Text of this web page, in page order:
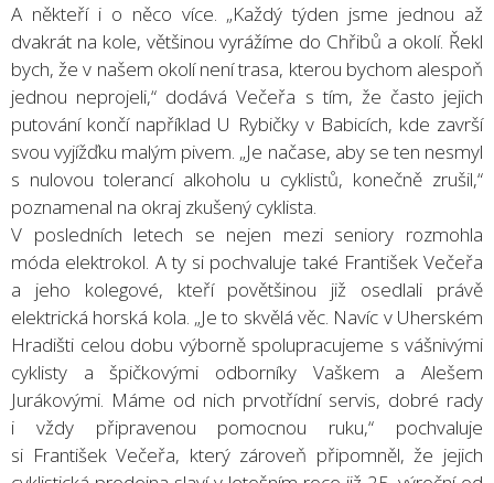
A někteří i o něco více. „Každý týden jsme jednou až
dvakrát na kole, většinou vyrážíme do Chřibů a okolí. Řekl
bych, že v našem okolí není trasa, kterou bychom alespoň
jednou neprojeli,“ dodává Večeřa s tím, že často jejich
putování končí například U Rybičky v Babicích, kde završí
svou vyjížďku malým pivem. „Je načase, aby se ten nesmyl
s nulovou tolerancí alkoholu u cyklistů, konečně zrušil,“
poznamenal na okraj zkušený cyklista.
V posledních letech se nejen mezi seniory rozmohla
móda elektrokol. A ty si pochvaluje také František Večeřa
a jeho kolegové, kteří povětšinou již osedlali právě
elektrická horská kola. „Je to skvělá věc. Navíc v Uherském
Hradišti celou dobu výborně spolupracujeme s vášnivými
cyklisty a špičkovými odborníky Vaškem a Alešem
Jurákovými. Máme od nich prvotřídní servis, dobré rady
i vždy připravenou pomocnou ruku,“ pochvaluje
si František Večeřa, který zároveň připomněl, že jejich